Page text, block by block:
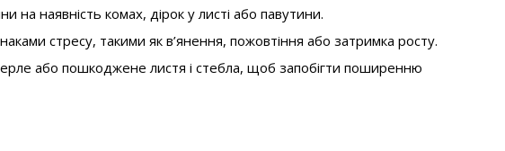
на наявність комах, дірок у листі або павутини.
стресу, такими як в’янення, пожовтіння або затримка росту.
або пошкоджене листя і стебла, щоб запобігти поширенню